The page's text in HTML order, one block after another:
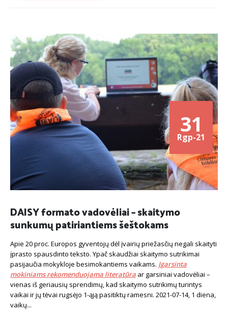
31
Rgp-21
DAISY formato vadovėliai – skaitymo
sunkumų patiriantiems šeštokams
Apie 20 proc. Europos gyventojų dėl įvairių priežasčių negali skaityti
įprasto spausdinto teksto. Ypač skaudžiai skaitymo sutrikimai
pasijaučia mokykloje besimokantiems vaikams. Įgarsinta
mokiniams rekomenduojama literatūra ar garsiniai vadovėliai –
vienas iš geriausių sprendimų, kad skaitymo sutrikimų turintys
vaikai ir jų tėvai rugsėjo 1-ąją pasitiktų ramesni. 2021-07-14, 1 diena,
vaikų...